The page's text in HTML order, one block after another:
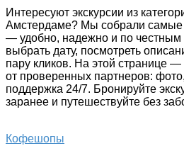
Интересуют экскурсии из
Амстердаме? Мы собрали самые
— удобно, надежно и по честным
выбрать дату, посмотреть
пару кликов. На этой странице
от проверенных партнеров:
поддержка 24/7. Бронируйте
заранее и путешествуйте без
Кофешопы